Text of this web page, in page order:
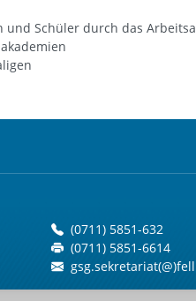
Schüler durch das
(0711) 5851-632
(0711) 5851-6614